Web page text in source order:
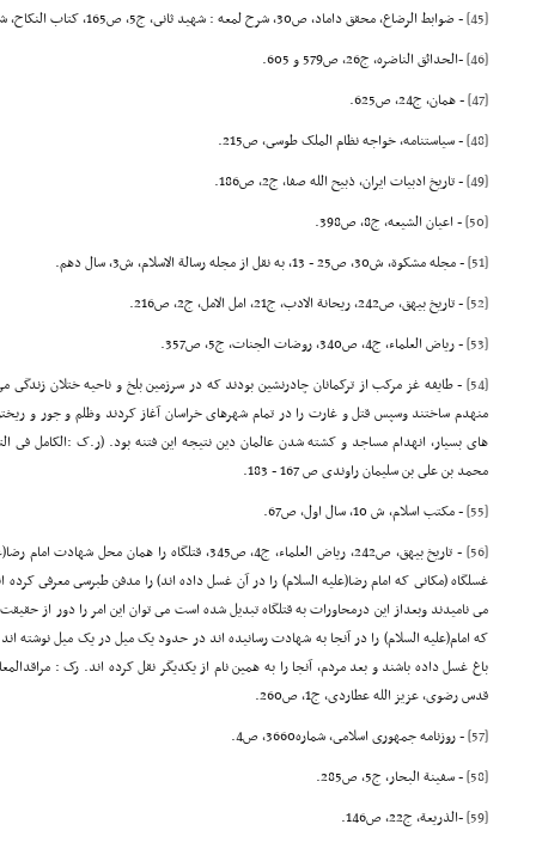
[45]
- ضوابط الرضاع، محقق داماد، ص30, شرح لمعه : شهید ثانى، ج5، ص165, کتاب النکاح، شیخ انصارى، ص321 و 339.
[46]
-الحدائق الناضره، ج26، ص579 و 605.
[47]
- همان، ج24، ص625.
[48]
- سیاستنامه، خواجه نظام الملک طوسى، ص215.
[49]
- تاریخ ادبیات ایران، ذبیح الله صفا، ج2، ص186.
[50]
- اعیان الشیعه، ج8، ص398.
[51]
- مجله مشکوة، ش30، ص25 - 13، به نقل از مجله رسالة الاسلام، ش3، سال دهم.
[52]
- تاریخ بیهق، ص242, ریحانة الادب، ج21, امل الامل، ج2، ص216.
[53]
- ریاض العلماء، ج4، ص340، روضات الجنات، ج5، ص357.
[54]
- طایفه غز مرکب از ترکمانان چادرنشین بودند که در سرزمین بلخ و ناحیه ختلان
منهدم ساختند وسپس قتل و غارت را در تمام شهرهاى خراسان آغاز کردند وظلم و جور و
محمد بن على بن سلیمان راوندى ص 167 - 183.
[55]
- مکتب اسلام، ش 10، سال اول، ص67.
[56]
- تاریخ بیهق، ص242, ریاض العلماء، ج4، ص345, قتلگاه را
غسلگاه (مکانى که امام رضا(علیه السلام) را در آن غسل داده اند) را مدفن طبرسى معرفى کرده
مى نامیدند وبعداز این درمحاورات به قتلگاه تبدیل شده است مى توان این امر را دور از
که امام(علیه السلام) را در آنجا به شهادت رسانیده اند در حدود یک میل در یک میل نوشته
قدس رضوى، عزیز الله عطاردى، ج1، ص260.
[57]
- روزنامه جمهورى اسلامى، شماره3660، ص4.
[58]
- سفینة البحار، ج5، ص285.
[59]
-الذریعة، ج22، ص146.